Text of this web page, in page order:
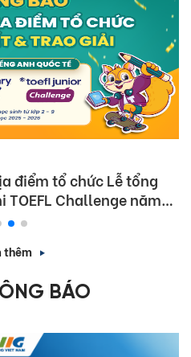
điểm tổ chức Lễ tổng
Challenge năm
thêm
BÁO